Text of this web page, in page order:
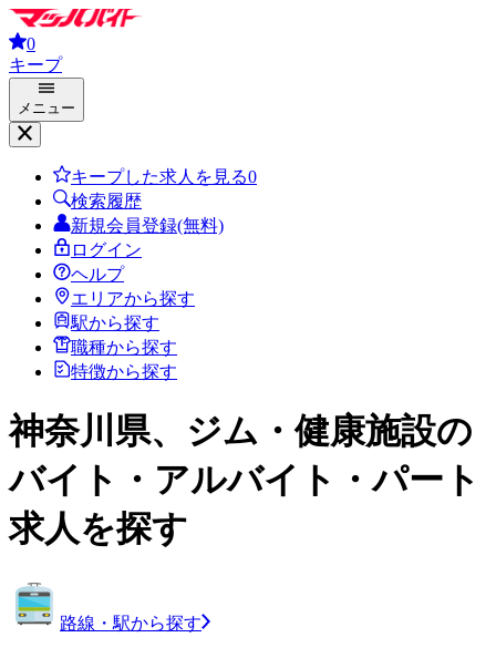
0
キープ
メニュー
キープした求人を見る0
検索履歴
新規会員登録(無料)
ログイン
ヘルプ
エリアから探す
駅から探す
職種から探す
特徴から探す
神奈川県、ジム・健康施設の
バイト・アルバイト・パート
求人を探す
路線・駅から探す